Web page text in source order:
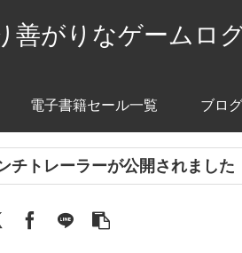
善がりなゲームロ
電子書籍セール一覧 ブロ
チトレーラーが公開されました